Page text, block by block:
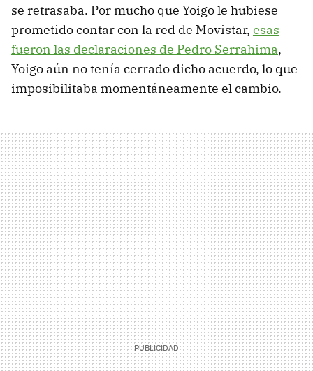
se retrasaba. Por mucho que Yoigo le hubiese
prometido contar con la red de Movistar, esas
fueron las declaraciones de Pedro Serrahima,
Yoigo aún no tenía cerrado dicho acuerdo, lo que
imposibilitaba momentáneamente el cambio.